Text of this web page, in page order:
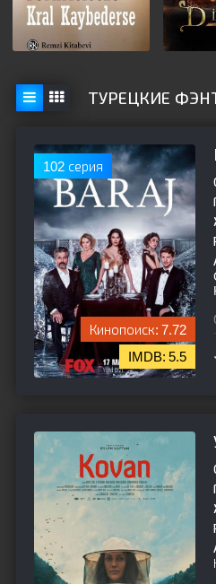
ТУРЕЦКИЕ
102 серия
7.72
5.5